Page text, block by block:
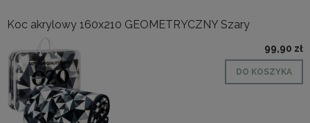
Koc akrylowy 160x210 GEOMETRYCZNY Szary
99,90 zł
DO KOSZYKA